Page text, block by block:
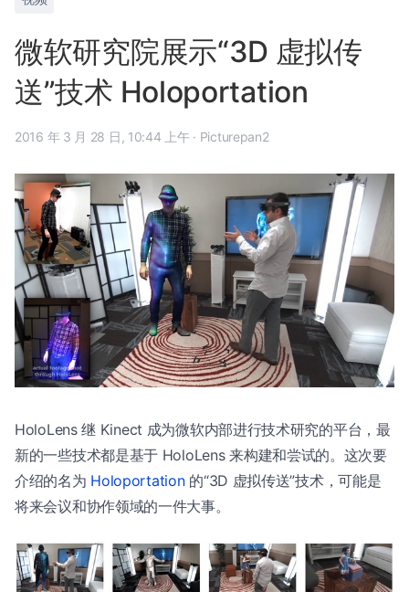
微软研究院展示“3D 虚拟传
送”技术 Holoportation
2016 年 3 月 28 日, 10:44 上午 · Picturepan2
HoloLens 继 Kinect 成为微软内部进行技术研究的平台，最
新的一些技术都是基于 HoloLens 来构建和尝试的。这次要
介绍的名为 Holoportation的“3D 虚拟传送”技术，可能是
将来会议和协作领域的一件大事。